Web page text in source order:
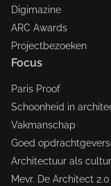
Digimazine
ARC Awards
Projectbezoeken
Focus
Paris Proof
Schoonheid in
Vakmanschap
Goed
Architectuur als
Mevr. De Architect 2.0